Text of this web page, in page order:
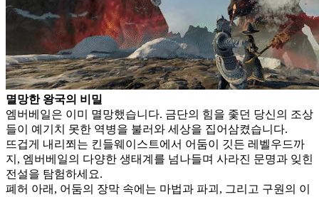
멸망한 왕국의 비밀
엠버베일은 이미 멸망했습니다. 금단의 힘을 좇던 당신의 조상
들이 예기치 못한 역병을 불러와 세상을 집어삼켰습니다.
뜨겁게 내리쬐는 킨들웨이스트에서 어둠이 깃든 레벨우드까
지, 엠버베일의 다양한 생태계를 넘나들며 사라진 문명과 잊힌
전설을 탐험하세요.
폐허 아래, 어둠의 장막 속에는 마법과 파괴, 그리고 구원의 이